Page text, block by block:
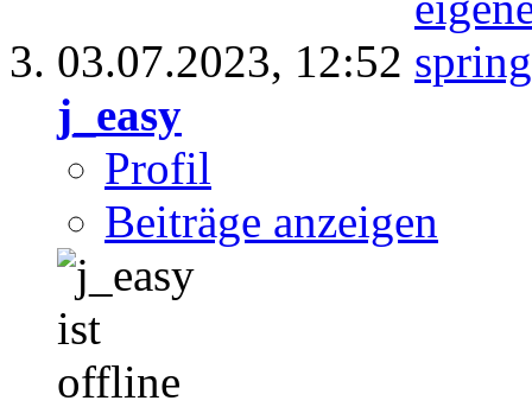
03.07.2023, 12:52
j_easy
Profil
Beiträge anzeigen